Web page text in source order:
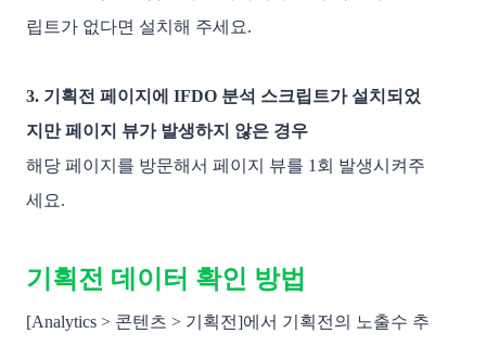
립트가 없다면 설치해 주세요.
3. 기획전 페이지에 IFDO 분석 스크립트가 설치되었
지만 페이지 뷰가 발생하지 않은 경우
해당 페이지를 방문해서 페이지 뷰를 1회 발생시켜주
세요.
기획전 데이터 확인 방법
[Analytics > 콘텐츠 > 기획전]에서 기획전의 노출수 추